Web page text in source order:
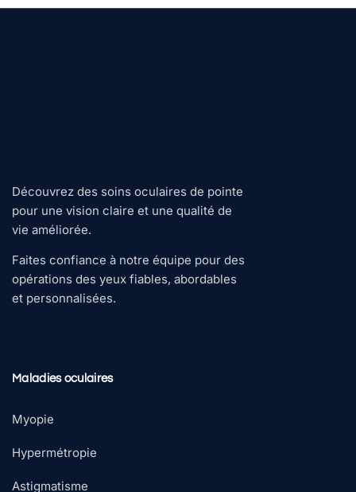
Découvrez des soins oculaires de pointe
pour une vision claire et une qualité de
vie améliorée.
Faites confiance à notre équipe pour des
opérations des yeux fiables, abordables
et personnalisées.
Maladies oculaires
Myopie
Hypermétropie
Astigmatisme